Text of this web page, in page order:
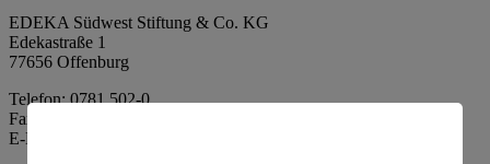
EDEKA Südwest Stiftung & Co. KG
Edekastraße 1
77656 Offenburg
Telefon: 0781 502-0
Fax: 0781 502-6180
E-Mail: kundenservice@edeka-suedwest.de